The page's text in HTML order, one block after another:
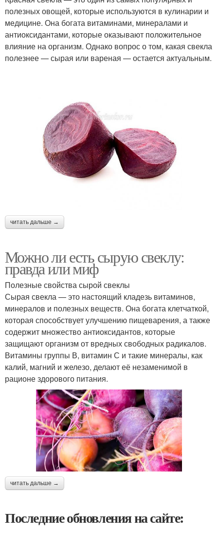
полезных овощей, которые используются в кулинарии и
медицине. Она богата витаминами, минералами и
антиоксидантами, которые оказывают положительное
влияние на организм. Однако вопрос о том, какая свекла
полезнее — сырая или вареная — остается актуальным.
читать дальше →
Можно ли есть сырую свеклу:
правда или миф
Полезные свойства сырой свеклы
Сырая свекла — это настоящий кладезь витаминов,
минералов и полезных веществ. Она богата клетчаткой,
которая способствует улучшению пищеварения, а также
содержит множество антиоксидантов, которые
защищают организм от вредных свободных радикалов.
Витамины группы В, витамин С и такие минералы, как
калий, магний и железо, делают её незаменимой в
рационе здорового питания.
читать дальше →
Последние обновления на сайте: